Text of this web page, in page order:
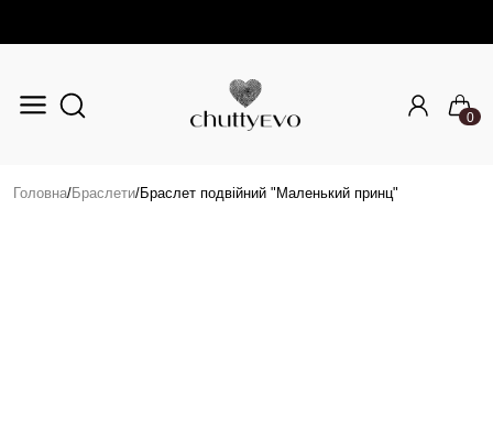
0
Головна/Браслети/Браслет подвійний "Маленький принц"